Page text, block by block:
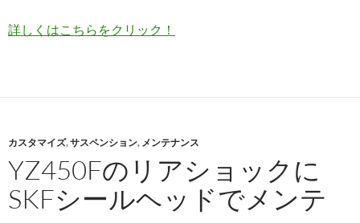
詳しくはこちらをクリック！
カスタマイズ,サスペンション, メンテナンス
YZ450Fのリアショックに
SKFシールヘッドでメンテ